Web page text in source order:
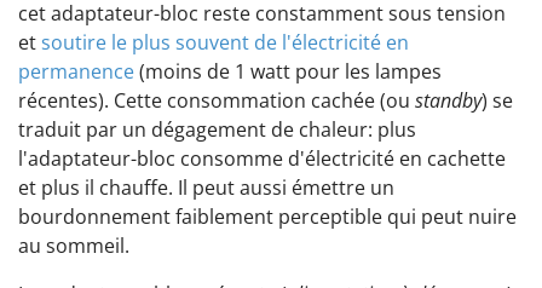
cet adaptateur-bloc reste constamment sous tension
etsoutire le plus souvent de l'électricité en
permanence(moins de 1 watt pour les lampes
récentes). Cette consommation cachée (ou standby) se
traduit par un dégagement de chaleur: plus
l'adaptateur-bloc consomme d'électricité en cachette
et plus il chauffe. Il peut aussi émettre un
bourdonnement faiblement perceptible qui peut nuire
au sommeil.